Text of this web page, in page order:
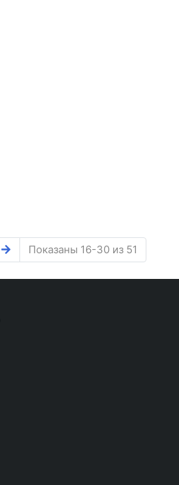
Показаны 16-30 из 51